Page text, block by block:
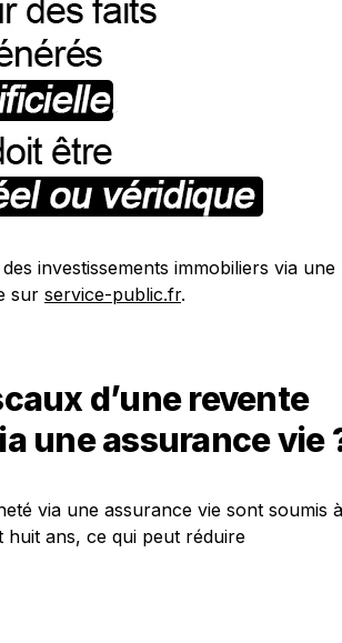
investissements immobiliers via une
sur service-public.fr.
d’une revente
une assurance vie
via une assurance vie sont soumis à
huit ans, ce qui peut réduire